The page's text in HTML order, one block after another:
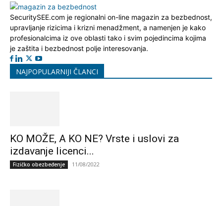
SecuritySEE.com je regionalni on-line magazin za bezbednost,
upravljanje rizicima i krizni menadžment, a namenjen je kako
profesionalcima iz ove oblasti tako i svim pojedincima kojima
je zaštita i bezbednost polje interesovanja.
NAJPOPULARNIJI ČLANCI
KO MOŽE, A KO NE? Vrste i uslovi za
izdavanje licenci...
Fizičko obezbeđenje 11/08/2022